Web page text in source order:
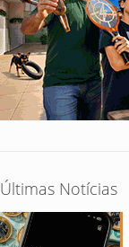
Últimas Notícias